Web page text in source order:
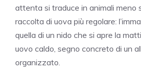
attenta si traduce in animali meno
raccolta di uova più regolare:
quella di un nido che si apre la
uovo caldo, segno concreto di un
organizzato.